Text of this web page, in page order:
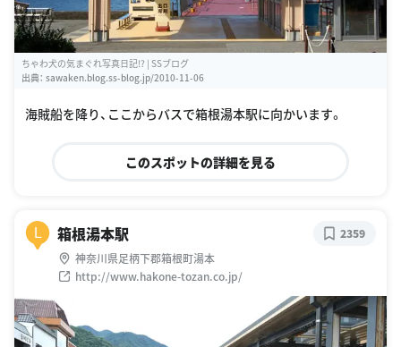
ちゃわ犬の気まぐれ写真日記!? | SSブログ
出典： sawaken.blog.ss-blog.jp/2010-11-06
海賊船を降り、ここからバスで箱根湯本駅に向かいます。
このスポットの詳細を見る
L 箱根湯本駅
神奈川県足柄下郡箱根町湯本
http://www.hakone-tozan.co.jp/
2359